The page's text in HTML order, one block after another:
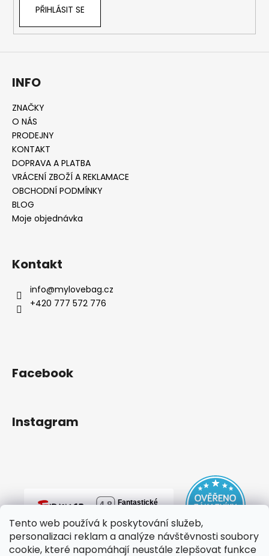
Tento web používá k poskytování služeb,
personalizaci reklam a analýze návštěvnosti soubory
cookie, které napomáhají neustále zlepšovat funkce
PŘIHLÁSIT SE
INFO
ZNAČKY
O NÁS
PRODEJNY
KONTAKT
DOPRAVA A PLATBA
VRÁCENÍ ZBOŽÍ A REKLAMACE
OBCHODNÍ PODMÍNKY
BLOG
Moje objednávka
Kontakt
info@mylovebag.cz
+420 777 572 776
Facebook
Instagram